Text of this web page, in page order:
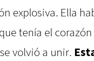
explosiva. Ella
tenía el
volvió a unir.